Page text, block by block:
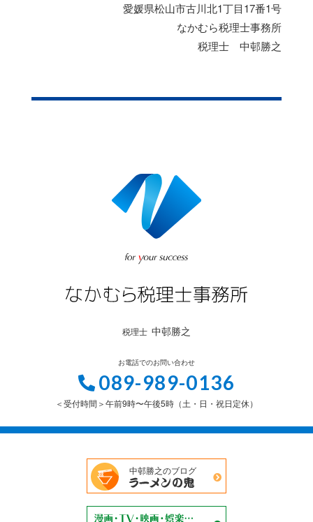
愛媛県松山市古川北1丁目17番1号
なかむら税理士事務所
税理士 中邨勝之
税理士 中邨勝之
お電話でのお問い合わせ
089-989-0136
＜受付時間＞午前9時〜午後5時（土・日・祝日定休）
中邨勝之のブログ